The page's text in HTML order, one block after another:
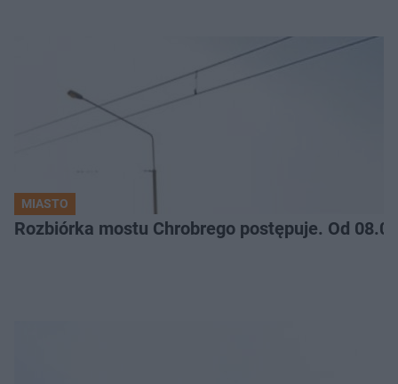
MIASTO
Rozbiórka mostu Chrobrego postępuje. Od